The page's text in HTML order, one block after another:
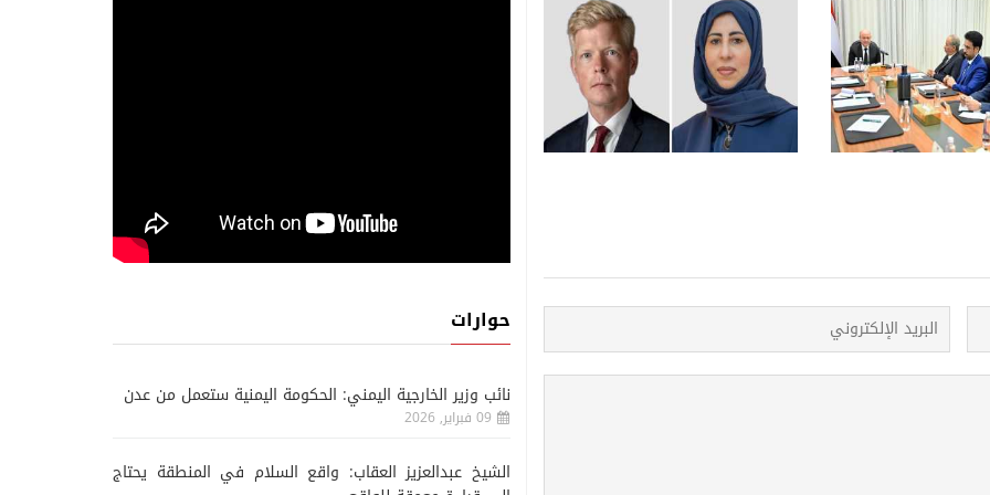
أحدث الاخبار أحدث الاخبار
08 اغسطس, 2026
وعسكري في
وعملية عسكرية ضد
الإمارات تتهم إيران باستهداف
ناقلة شركة أدنوك وسط أدانات
واسعة
حوارات
نائب وزير الخارجية اليمني: الحكومة اليمنية ستعمل من عدن
09 فبراير, 2026
الشيخ عبدالعزيز العقاب: واقع السلام في المنطقة يحتاج